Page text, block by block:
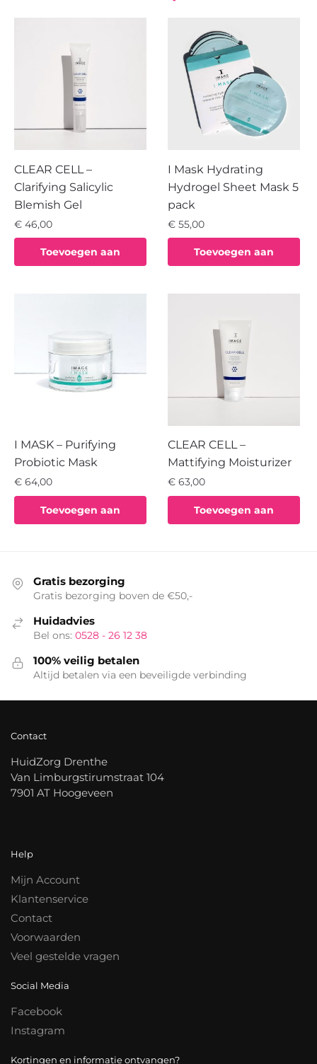
CLEAR CELL –
Clarifying Salicylic
Blemish Gel
€ 46,00
Toevoegen aan
I Mask Hydrating
Hydrogel Sheet Mask 5
pack
€ 55,00
Toevoegen aan
I MASK – Purifying
Probiotic Mask
€ 64,00
Toevoegen aan
CLEAR CELL –
Mattifying Moisturizer
€ 63,00
Toevoegen aan
Gratis bezorging
Gratis bezorging boven de €50,-
Huidadvies
Bel ons: 0528 - 26 12 38
100% veilig betalen
Altijd betalen via een beveiligde verbinding
Contact
HuidZorg Drenthe
Van Limburgstirumstraat 104
7901 AT Hoogeveen
Help
Mijn Account
Klantenservice
Contact
Voorwaarden
Veel gestelde vragen
Social Media
Facebook
Instagram
Kortingen en informatie ontvangen?